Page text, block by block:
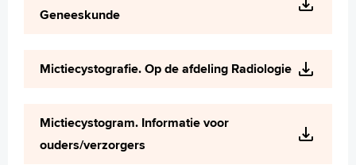
Geneeskunde
Mictiecystografie. Op de afdeling Radiologie
Mictiecystogram. Informatie voor
ouders/verzorgers